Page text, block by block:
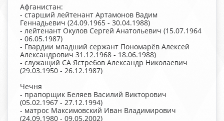
Афганистан:
- старший лейтенант Артамонов Вадим
Геннадьевич (24.09.1965 - 30.04.1988)
- лейтенант Окулов Сергей Анатольевич (15.07.1964
- 06.05.1987)
- Гвардии младший сержант Пономарёв Алексей
Александрович 31.12.1968 - 18.06.1988)
- служащий СА Ястребов Александр Николаевич
(29.03.1950 - 26.12.1987)
Чечня
- прапорщик Беляев Василий Викторович
(05.02.1967 - 27.12.1994)
- матрос Максимовский Иван Владимирович
(24.09.1980 - 09.05.2002)